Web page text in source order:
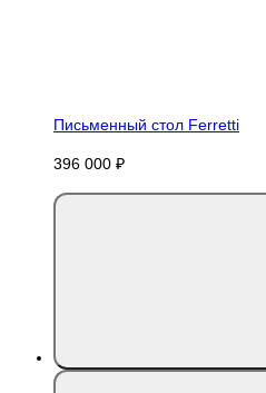
Письменный стол Ferretti
396 000 ₽